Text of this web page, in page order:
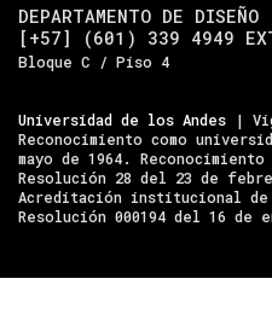
DEPARTAMENTO DE DISEÑO
[+57] (601) 339 4949
Bloque C / Piso 4
Universidad de los Andes |
Reconocimiento como
mayo de 1964.
Resolución 28 del 23 de
Acreditación institucional
Resolución 000194 del 16 de